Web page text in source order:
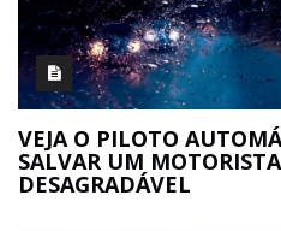
VEJA O PILOTO
SALVAR UM
DESAGRADÁVEL